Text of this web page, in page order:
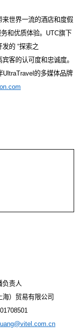
来世界一流的酒店和度假
和优质体验。 UTC旗下
发的 “探索之
客的认可度和忠诚度。
UltraTravel 的多媒体品牌
负责人
海）贸易有限公司